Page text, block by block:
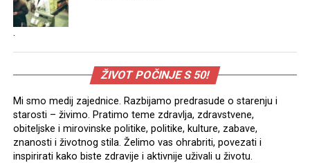
.
ŽIVOT POČINJE S 50!
Mi smo medij zajednice. Razbijamo predrasude o starenju i
starosti – živimo. Pratimo teme zdravlja, zdravstvene,
obiteljske i mirovinske politike, politike, kulture, zabave,
znanosti i životnog stila. Želimo vas ohrabriti, povezati i
inspirirati kako biste zdravije i aktivnije uživali u životu.